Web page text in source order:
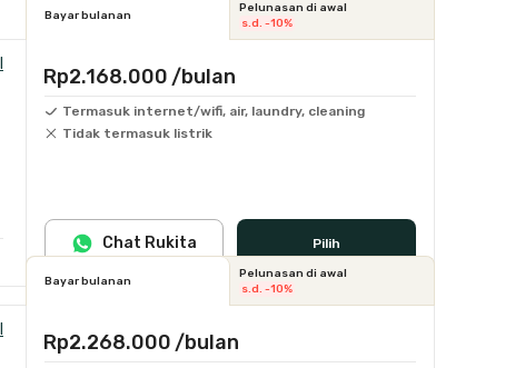
Bayar bulanan
Pelunasan di awal
s.d. -10%
Rp2.168.000 /bulan
Termasuk internet/wifi, air, laundry, cleaning
Tidak termasuk listrik
Pilih
Chat Rukita
Bayar bulanan
Pelunasan di awal
s.d. -10%
Rp2.268.000 /bulan